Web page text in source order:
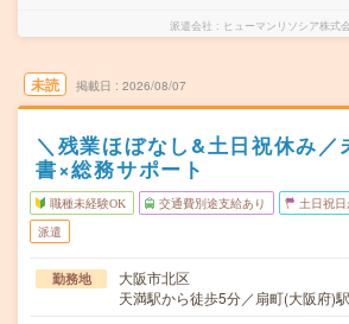
派遣会社 ヒューマンリソシア株式
未読 掲載日 2026/08/07
＼残業ほぼなし&土日祝休み／
書×総務サポート
職種未経験OK 交通費別途支給あり 土日祝
派遣
勤務地
大阪市北区
天満駅から徒歩5分／扇町(大阪府)